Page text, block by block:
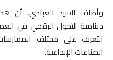
وأضاف السيد العبادي، أن
دينامية التحول الرقمي في
التعرف على مختلف
الصناعات الإبداعية.